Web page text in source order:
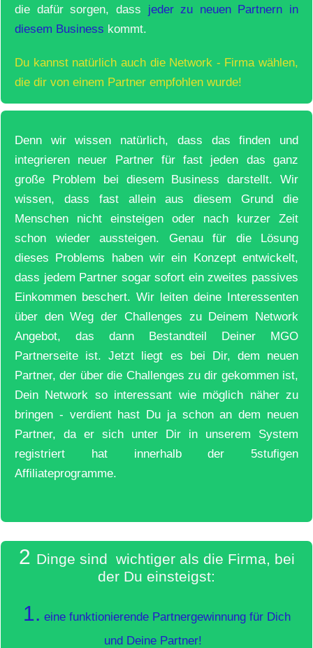
die dafür sorgen, dass jeder zu neuen Partnern in
diesem Business kommt.
Du kannst natürlich auch die Network - Firma wählen,
die dir von einem Partner empfohlen wurde!
Denn wir wissen natürlich, dass das finden und
integrieren neuer Partner für fast jeden das ganz
große Problem bei diesem Business darstellt. Wir
wissen, dass fast allein aus diesem Grund die
Menschen nicht einsteigen oder nach kurzer Zeit
schon wieder aussteigen. Genau für die Lösung
dieses Problems haben wir ein Konzept entwickelt,
dass jedem Partner sogar sofort ein zweites passives
Einkommen beschert. Wir leiten deine Interessenten
über den Weg der Challenges zu Deinem Network
Angebot, das dann Bestandteil Deiner MGO
Partnerseite ist. Jetzt liegt es bei Dir, dem neuen
Partner, der über die Challenges zu dir gekommen ist,
Dein Network so interessant wie möglich näher zu
bringen - verdient hast Du ja schon an dem neuen
Partner, da er sich unter Dir in unserem System
registriert hat innerhalb der 5stufigen
Affiliateprogramme.
2 Dinge sind wichtiger als die Firma, bei
der Du einsteigst:
1. eine funktionierende Partnergewinnung für Dich
und Deine Partner!